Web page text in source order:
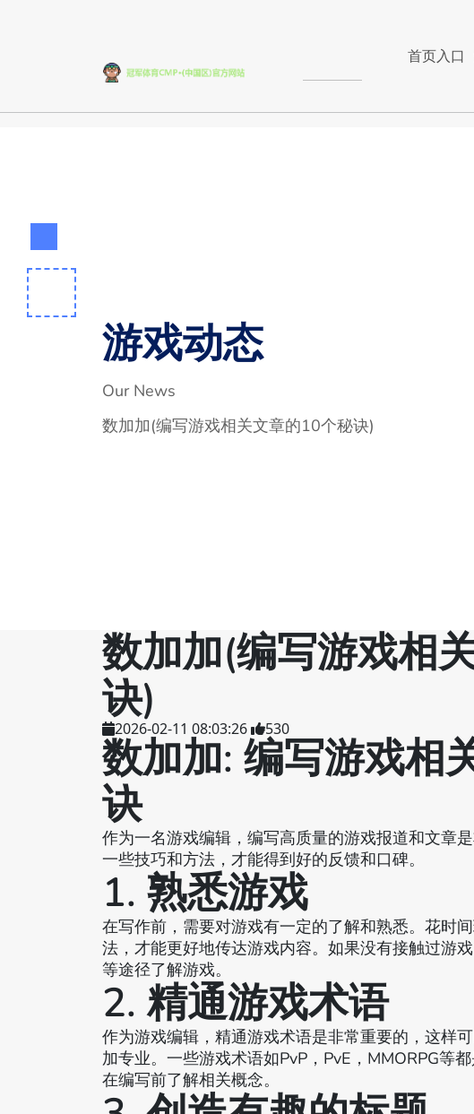
首页入口
游戏动态
Our News
数加加(编写游戏相关文章的10个秘诀)
数加加(编写游戏相
诀)
2026-02-11 08:03:26 530
数加加: 编写游戏相
诀
作为一名游戏编辑，编写高质量的游戏报道和文章
一些技巧和方法，才能得到好的反馈和口碑。
1. 熟悉游戏
在写作前，需要对游戏有一定的了解和熟悉。花时
法，才能更好地传达游戏内容。如果没有接触过游
等途径了解游戏。
2. 精通游戏术语
作为游戏编辑，精通游戏术语是非常重要的，这样
加专业。一些游戏术语如PvP，PvE，MMORPG等
在编写前了解相关概念。